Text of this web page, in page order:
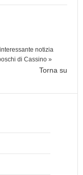
notizia
di Cassino »
Torna su